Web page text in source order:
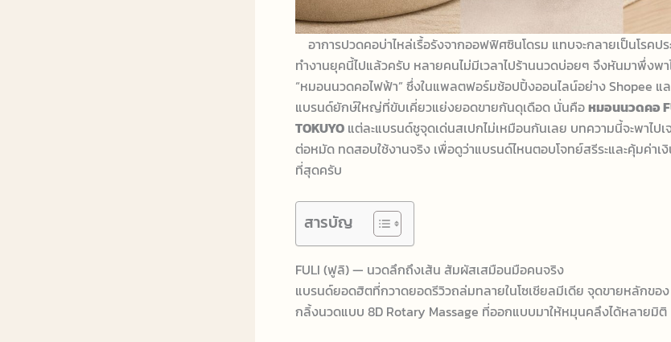
อาการปวดคอบ่าไหล่เรื้อรังจากออฟฟิศซินโดรม แทบจะกลายเป็นโรคป
ทำงานยุคนี้ไปแล้วครับ หลายคนไม่มีเวลาไปร้านนวดบ่อยๆ จึงหันมาพึ่งพา
“หมอนนวดคอไฟฟ้า” ซึ่งในแพลตฟอร์มช้อปปิ้งออนไลน์อย่าง Shopee แ
แบรนด์ยักษ์ใหญ่ที่ขับเคี่ยวแย่งยอดขายกันดุเดือด นั่นคือหมอนนวดคอ
TOKUYO แต่ละแบรนด์ชูจุดเด่นสเปกไม่เหมือนกันเลย บทความนี้จะพาไป
ต่อหมัด ทดสอบใช้งานจริง เพื่อดูว่าแบรนด์ไหนตอบโจทย์สรีระและคุ้มค่าเ
ที่สุดครับ
สารบัญ
FULI (ฟูลิ) — นวดลึกถึงเส้น สัมผัสเสมือนมือคนจริง
แบรนด์ยอดฮิตที่กวาดยอดรีวิวถล่มทลายในโซเชียลมีเดีย จุดขายหลักของ
กลิ้งนวดแบบ 8D Rotary Massage ที่ออกแบบมาให้หมุนคลึงได้หลายมิติ